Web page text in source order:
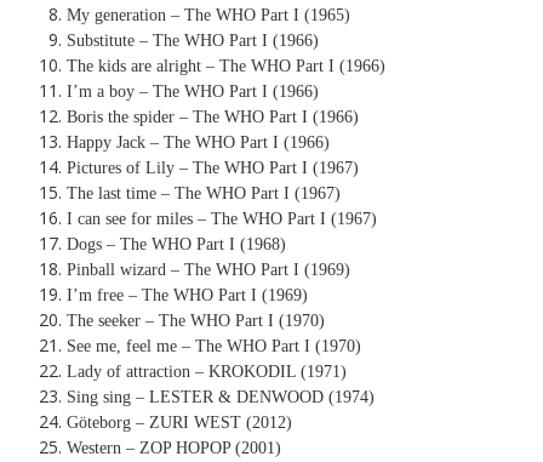
My generation – The WHO Part I (1965)
Substitute – The WHO Part I (1966)
The kids are alright – The WHO Part I (1966)
I’m a boy – The WHO Part I (1966)
Boris the spider – The WHO Part I (1966)
Happy Jack – The WHO Part I (1966)
Pictures of Lily – The WHO Part I (1967)
The last time – The WHO Part I (1967)
I can see for miles – The WHO Part I (1967)
Dogs – The WHO Part I (1968)
Pinball wizard – The WHO Part I (1969)
I’m free – The WHO Part I (1969)
The seeker – The WHO Part I (1970)
See me, feel me – The WHO Part I (1970)
Lady of attraction – KROKODIL (1971)
Sing sing – LESTER & DENWOOD (1974)
Göteborg – ZURI WEST (2012)
Western – ZOP HOPOP (2001)